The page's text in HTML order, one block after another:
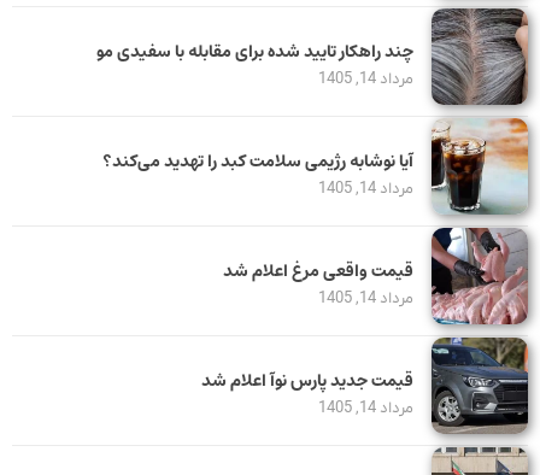
چند راهکار تایید شده برای مقابله با سفیدی مو
مرداد 14, 1405
آیا نوشابه رژیمی سلامت کبد را تهدید می‌کند؟
مرداد 14, 1405
قیمت واقعی مرغ اعلام شد
مرداد 14, 1405
قیمت جدید پارس نوآ اعلام شد
مرداد 14, 1405